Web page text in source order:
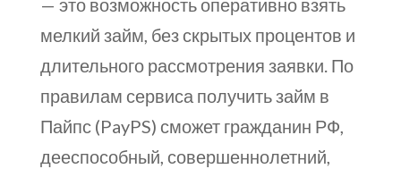
мелкий займ, без скрытых процентов и
длительного рассмотрения заявки. По
правилам сервиса получить займ в
Пайпс (PayPS) сможет гражданин РФ,
дееспособный, совершеннолетний,